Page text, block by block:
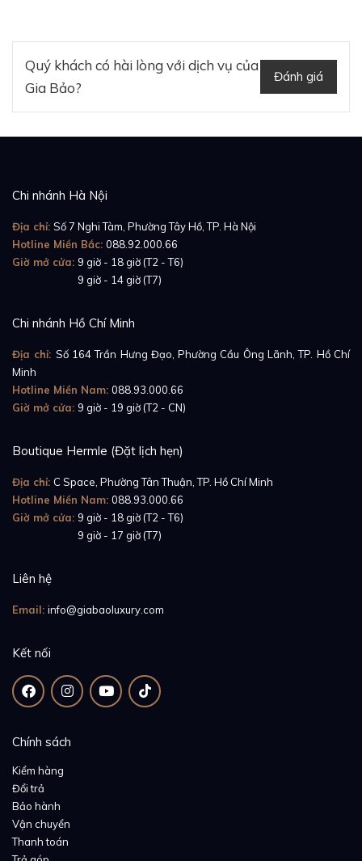
Quý khách có hài lòng với dịch vụ của
Gia Bảo?
Đánh giá
Chi nhánh Hà Nội
Địa chỉ: Số 7 Nghi Tàm, Phường Tây Hồ, TP. Hà Nội
Hotline Miền Bắc: 088.92.000.66
Giờ mở cửa: 9 giờ - 18 giờ (T2 - T6)
9 giờ - 14 giờ (T7)
Chi nhánh Hồ Chí Minh
Địa chỉ: Số 164 Trần Hưng Đạo, Phường Cầu Ông Lãnh, TP. Hồ Chí
Minh
Hotline Miền Nam: 088.93.000.66
Giờ mở cửa: 9 giờ - 19 giờ (T2 - CN)
Boutique Hermle (Đặt lịch hẹn)
Địa chỉ: C Space, Phường Tân Thuận, TP. Hồ Chí Minh
Hotline Miền Nam: 088.93.000.66
Giờ mở cửa: 9 giờ - 18 giờ (T2 - T6)
9 giờ - 17 giờ (T7)
Liên hệ
Email: info@giabaoluxury.com
Kết nối
Chính sách
Kiểm hàng
Đổi trả
Bảo hành
Vận chuyển
Thanh toán